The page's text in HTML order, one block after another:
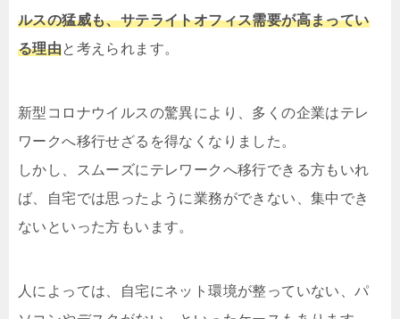
ルスの猛威も、サテライトオフィス需要が高まってい
る理由と考えられます。
新型コロナウイルスの驚異により、多くの企業はテレ
ワークへ移行せざるを得なくなりました。
しかし、スムーズにテレワークへ移行できる方もいれ
ば、自宅では思ったように業務ができない、集中でき
ないといった方もいます。
人によっては、自宅にネット環境が整っていない、パ